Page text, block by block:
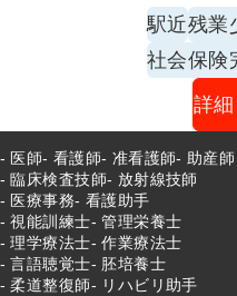
駅近残業
社会保険
詳
医師 看護師 准看護師
助産師
臨床検査技師
放射線技師
医療事務
看護助手
視能訓練士
管理栄養士
理学療法士
作業療法士
言語聴覚士
胚培養士
柔道整復師
リハビリ助手